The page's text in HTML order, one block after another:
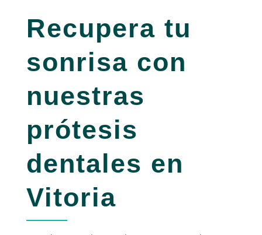
Recupera tu
sonrisa con
nuestras
prótesis
dentales en
Vitoria